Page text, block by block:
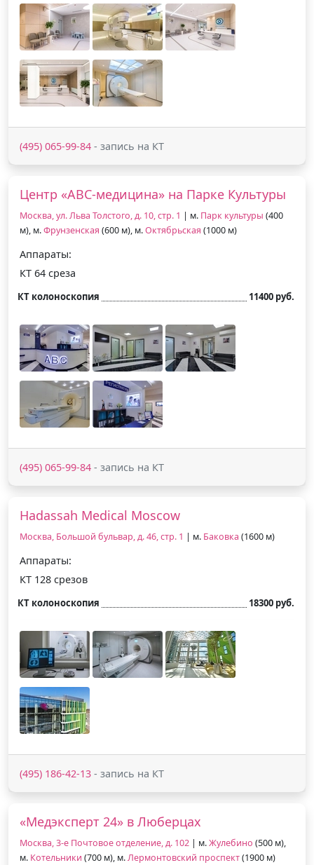
(495) 065-99-84 - запись на КТ
Центр «АВС-медицина» на Парке Культуры
Москва, ул. Льва Толстого, д. 10, стр. 1 | м. Парк культуры (400
м), м.Фрунзенская (600 м), м.Октябрьская (1000 м)
Аппараты:
КТ 64 среза
КТ колоноскопия 11400 руб.
(495) 065-99-84 - запись на КТ
Hadassah Medical Moscow
Москва, Большой бульвар, д. 46, стр. 1 | м. Баковка (1600 м)
Аппараты:
КТ 128 срезов
КТ колоноскопия 18300 руб.
(495) 186-42-13 - запись на КТ
«Медэксперт 24» в Люберцах
Москва, 3-е Почтовое отделение, д. 102 | м.Жулебино (500 м),
м. Котельники (700 м), м.Лермонтовский проспект(1900 м)